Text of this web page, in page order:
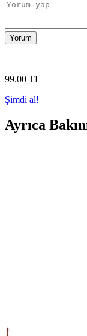
Yorum
99.00 TL
Şimdi al!
Ayrıca